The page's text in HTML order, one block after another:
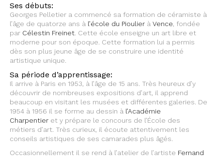
Ses débuts:
Georges Pelletier a commencé sa formation de céramiste à
l’âge de quatorze ans à l’école du Pioulier à Vence , fondée
par Célestin Freinet . Cette école enseigne un art libre et
moderne pour son époque. Cette formation lui a permis
dès son plus jeune âge de se construire une identité
artistique unique.
Sa période d’apprentissage:
Il arrive à Paris en 1953, à l’âge de 15 ans. Très heureux d’y
découvrir de nombreuses expositions d’art, il apprend
beaucoup en visitant les musées et différentes galeries. De
1954 à 1956 il se forme au dessin à l’Académie
Charpentier et y prépare le concours de l’École des
métiers d’art. Très curieux, il écoute attentivement les
conseils artistiques de ses camarades plus âgés.
Occasionnellement il se rend à l’atelier de l’artiste Fernand